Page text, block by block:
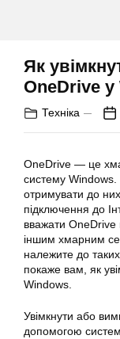
Як
OneDrive
Техніка
OneDrive — це
систему Windows.
отримувати до
підключення до
вважати OneDrive
іншим хмарним
належите до
покаже вам, як
Windows.
Увімкнути або
допомогою